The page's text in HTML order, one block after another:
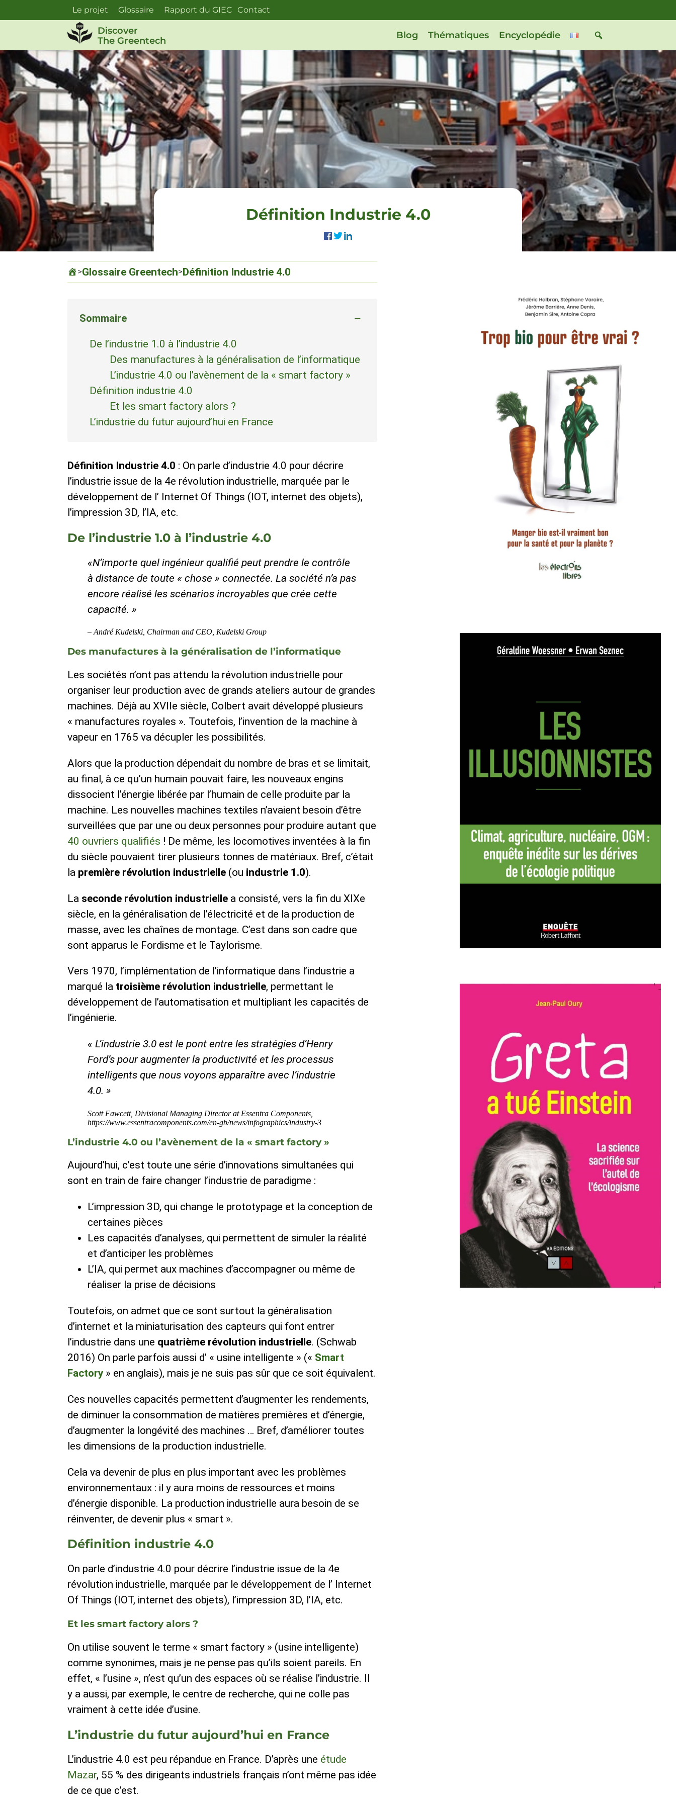
to
content
Le projet Glossaire Rapport du GIEC Contact
Discover
The Greentech
Blog Thématiques Encyclopédie
Définition Industrie 4.0
>Glossaire Greentech>Définition Industrie 4.0
Sommaire −
De l’industrie 1.0 à l’industrie 4.0
Des manufactures à la généralisation de l’informatique
L’industrie 4.0 ou l’avènement de la « smart factory »
Définition industrie 4.0
Et les smart factory alors ?
L’industrie du futur aujourd’hui en France
Définition Industrie 4.0 : On parle d’industrie 4.0 pour décrire
l’industrie issue de la 4e révolution industrielle, marquée par le
développement de l’ Internet Of Things (IOT, internet des objets),
l’impression 3D, l’IA, etc.
De l’industrie 1.0 à l’industrie 4.0
«N’importe quel ingénieur qualifié peut prendre le contrôle
à distance de toute « chose » connectée. La société n’a pas
encore réalisé les scénarios incroyables que crée cette
capacité. »
– André Kudelski, Chairman and CEO , Kudelski Group
Des manufactures à la généralisation de l’informatique
Les sociétés n’ont pas attendu la révolution industrielle pour
organiser leur production avec de grands ateliers autour de grandes
machines. Déjà au XVIIe siècle, Colbert avait développé plusieurs
« manufactures royales ». Toutefois, l’invention de la machine à
vapeur en 1765 va décupler les possibilités.
Alors que la production dépendait du nombre de bras et se limitait,
au final, à ce qu’un humain pouvait faire, les nouveaux engins
dissocient l’énergie libérée par l’humain de celle produite par la
machine. Les nouvelles machines textiles n’avaient besoin d’être
surveillées que par une ou deux personnes pour produire autant que
40 ouvriers qualifiés ! De même, les locomotives inventées à la fin
du siècle pouvaient tirer plusieurs tonnes de matériaux. Bref, c’était
la première révolution industrielle (ou industrie 1.0).
La seconde révolution industrielle a consisté, vers la fin du XIXe
siècle, en la généralisation de l’électricité et de la production de
masse, avec les chaînes de montage. C’est dans son cadre que
sont apparus le Fordisme et le Taylorisme.
Vers 1970, l’implémentation de l’informatique dans l’industrie a
marqué la troisième révolution industrielle, permettant le
développement de l’automatisation et multipliant les capacités de
l’ingénierie.
« L’industrie 3.0 est le pont entre les stratégies d’Henry
Ford’s pour augmenter la productivité et les processus
intelligents que nous voyons apparaître avec l’industrie
4.0. »
Scott Fawcett, Divisional Managing Director at Essentra Components,
https://www.essentracomponents.com/en-gb/news/infographics/industry-3
L’industrie 4.0 ou l’avènement de la « smart factory »
Aujourd’hui, c’est toute une série d’innovations simultanées qui
sont en train de faire changer l’industrie de paradigme :
L’impression 3D, qui change le prototypage et la conception de
certaines pièces
Les capacités d’analyses, qui permettent de simuler la réalité
et d’anticiper les problèmes
L’IA, qui permet aux machines d’accompagner ou même de
réaliser la prise de décisions
Toutefois, on admet que ce sont surtout la généralisation
d’internet et la miniaturisation des capteurs qui font entrer
l’industrie dans une quatrième révolution industrielle. (Schwab
2016) On parle parfois aussi d’ « usine intelligente » (« Smart
Factory » en anglais), mais je ne suis pas sûr que ce soit équivalent.
Ces nouvelles capacités permettent d’augmenter les rendements,
de diminuer la consommation de matières premières et d’énergie,
d’augmenter la longévité des machines … Bref, d’améliorer toutes
les dimensions de la production industrielle.
Cela va devenir de plus en plus important avec les problèmes
environnementaux : il y aura moins de ressources et moins
d’énergie disponible. La production industrielle aura besoin de se
réinventer, de devenir plus « smart ».
Définition industrie 4.0
On parle d’industrie 4.0 pour décrire l’industrie issue de la 4e
révolution industrielle, marquée par le développement de l’ Internet
Of Things (IOT, internet des objets), l’impression 3D, l’IA, etc.
Et les smart factory alors ?
On utilise souvent le terme « smart factory » (usine intelligente)
comme synonimes, mais je ne pense pas qu’ils soient pareils. En
effet, « l’usine », n’est qu’un des espaces où se réalise l’industrie. Il
y a aussi, par exemple, le centre de recherche, qui ne colle pas
vraiment à cette idée d’usine.
L’industrie du futur aujourd’hui en France
L’industrie 4.0 est peu répandue en France. D’après une étude
Mazar, 55 % des dirigeants industriels français n’ont même pas idée
de ce que c’est.